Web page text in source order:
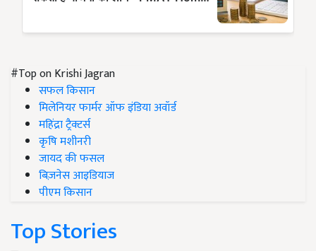
#Top on Krishi Jagran
सफल किसान
मिलेनियर फार्मर ऑफ इंडिया अवॉर्ड
महिंद्रा ट्रैक्टर्स
कृषि मशीनरी
जायद की फसल
बिज़नेस आइडियाज
पीएम किसान
Top Stories